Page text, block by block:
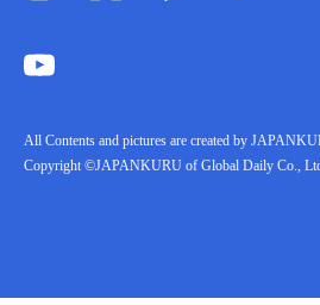
All Contents and pictures are created by
Copyright ©JAPANKURU of Global Daily Co.,